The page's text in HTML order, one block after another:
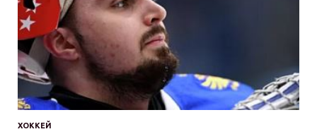
ХОККЕЙ